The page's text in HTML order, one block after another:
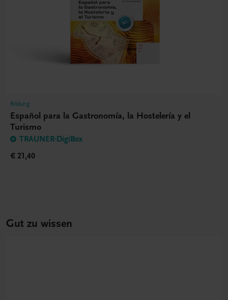
Bildung
Español para la Gastronomía, la Hostelería y el
Turismo
TRAUNER-DigiBox
€ 21,40
Gut zu wissen